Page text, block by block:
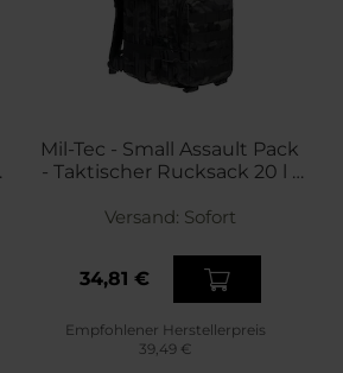
Mil-Tec - Small Assault Pack
- Taktischer Rucksack 20 l -
Versand: Sofort
34,81 €
Empfohlener Herstellerpreis
39,49 €